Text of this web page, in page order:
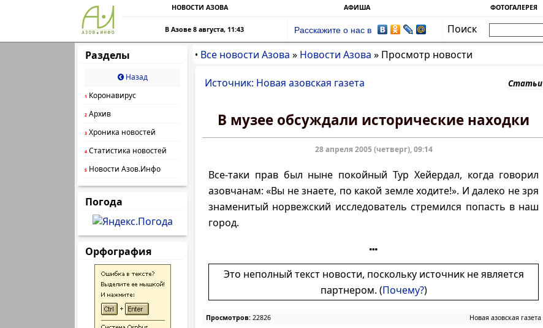
НОВОСТИ АЗОВА АФИША ФОТОГАЛЕРЕЯ
В Азове 8 августа, 11:43 Расскажите о нас в
Поиск
Разделы
Назад
1 Коронавирус
2 Архив
3 Хроника новостей
4 Статистика новостей
5 Новости Азов.Инфо
Погода
Орфография
• Все новости Азова » Новости Азова » Просмотр новости
Источник: Новая азовская газета Статьи
В музее обсуждали исторические находки
28 апреля 2005 (четверг), 09:14
Все-таки прав был ныне покойный Тур Хейердал, когда говорил
азовчанам: «Вы не знаете, по какой земле ходите!». И далеко не зря
знаменитый норвежский исследователь стремился попасть в наш
город.
Это неполный текст новости, поскольку источник не является
партнером. (Почему?)
Просмотров: 22826 Новая азовская газета